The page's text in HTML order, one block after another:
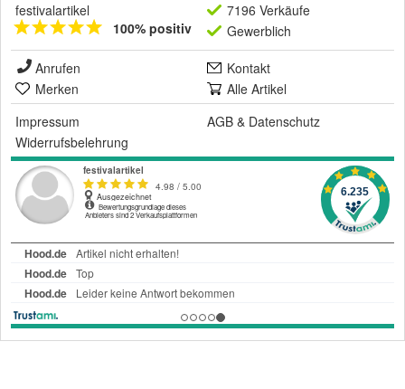
festivalartikel
100% positiv
7196 Verkäufe
Gewerblich
Anrufen
Kontakt
Merken
Alle Artikel
Impressum
AGB & Datenschutz
Widerrufsbelehrung